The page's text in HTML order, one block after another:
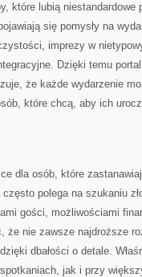
które lubią niestandardowe
się pomysły na
imprezy w
Dzięki temu
że każde wydarzenie
które chcą, aby ich
dla osób, które
polega na szukaniu
gości, możliwościami
że nie zawsze najdroższe
dbałości o detale.
jak i przy